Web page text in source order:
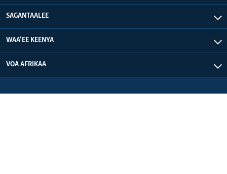
SAGANTAALEE
WAA’EE KEENYA
VOA AFRIKAA